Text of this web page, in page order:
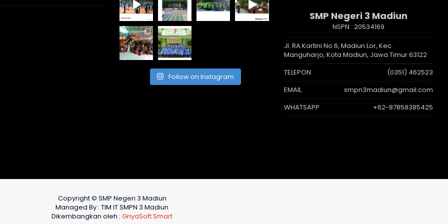
Follow on Instagram
SMP Negeri 3 Madiun
NSPN : 20534169
Jl. RA.Kartini No.6, Madiun Lor, Kec.
Manguharjo, Kota Madiun, Jawa Timur 63122
TELEPON
(0351) 462523
EMAIL
smpn3madiun@gmail.com
WHATSAPP
+62-87858385425
Copyright © SMP Negeri 3 Madiun
Managed By : TIM IT SMPN 3 Madiun
Dikembangkan oleh : GriyaSoft Smart